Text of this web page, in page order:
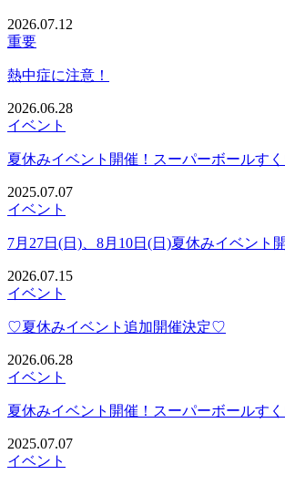
2026.07.12
重要
熱中症に注意！
2026.06.28
イベント
夏休みイベント開催！スーパーボールすく
2025.07.07
イベント
7月27日(日)、8月10日(日)夏休みイベント
2026.07.15
イベント
♡夏休みイベント追加開催決定♡
2026.06.28
イベント
夏休みイベント開催！スーパーボールすく
2025.07.07
イベント